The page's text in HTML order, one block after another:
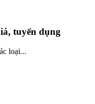
tuyển dụng
loại...